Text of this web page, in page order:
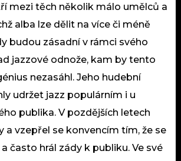
mezi těch několik málo umělců a
alba lze dělit na více či méně
budou zásadní v rámci svého
jazzové odnože, kam by tento
nezasáhl. Jeho hudební
udržet jazz populárním i u
publika. V pozdějších letech
a vzepřel se konvencím tím, že se
často hrál zády k publiku. Ve své